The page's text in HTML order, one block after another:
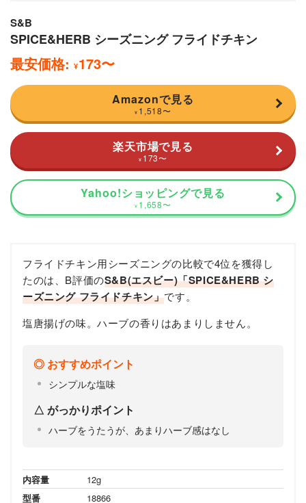
S&B
SPICE&HERB シーズニング フライドチキン
最安価格: ¥173〜
Amazonで見る
¥ 1,518〜
楽天市場で見る
¥ 173〜
Yahoo!ショッピングで見る
¥ 1,658〜
フライドチキン用シーズニングの比較で4位を獲得し
たのは、B評価のS&B(エスビー)「SPICE&HERB シ
ーズニング フライドチキン」です。
塩唐揚げの味。ハーブの香りはあまりしません。
おすすめポイント
シンプルな塩味
がっかりポイント
ハーブをうたうが、あまりハーブ感はなし
内容量
12g
型番
18866